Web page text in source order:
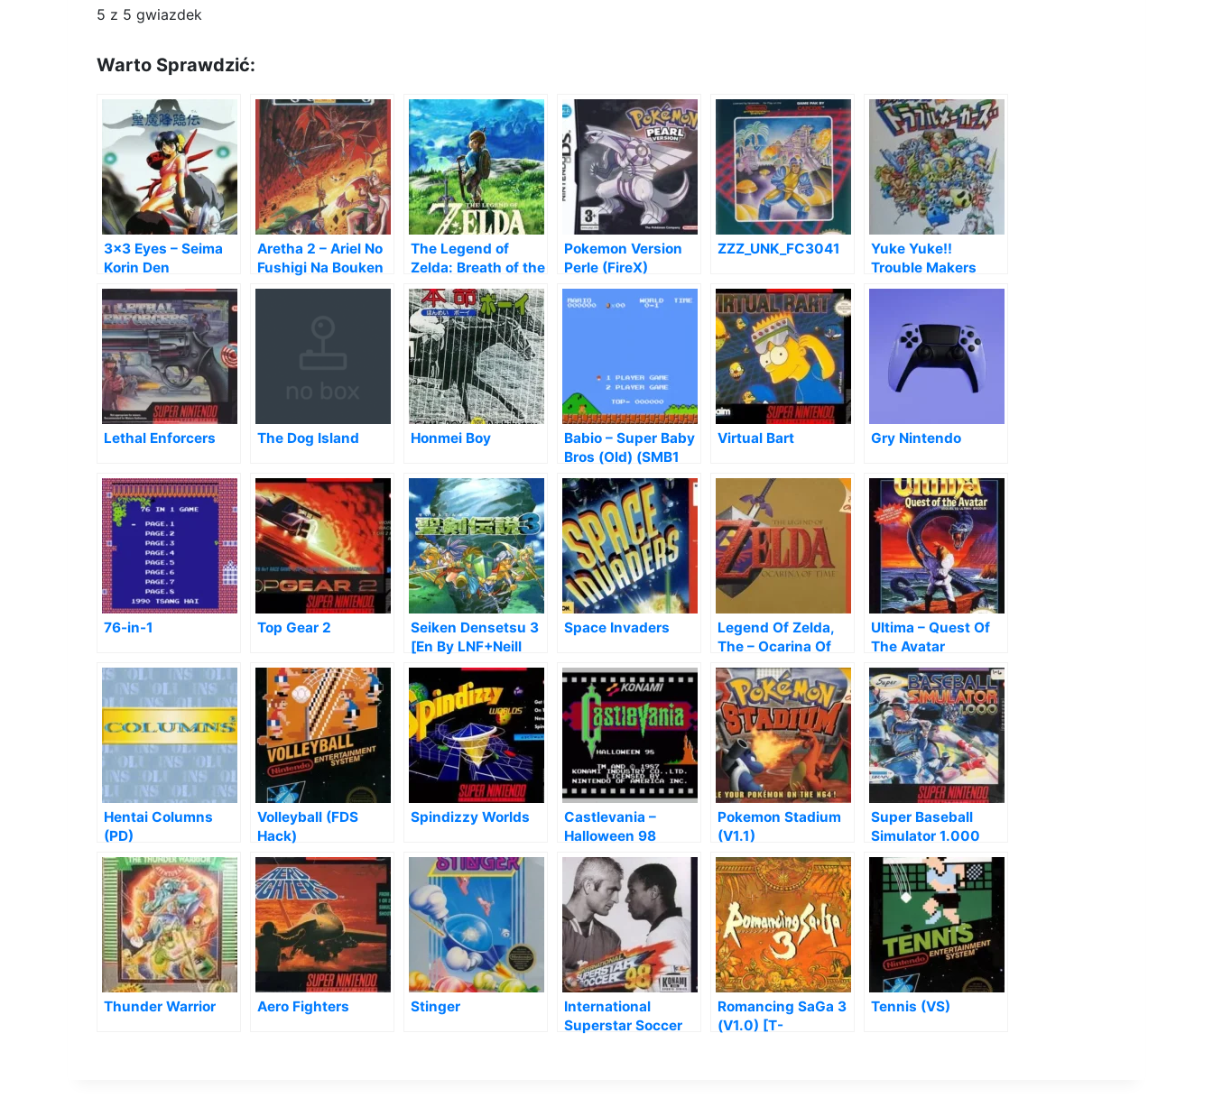
5 z 5 gwiazdek
Warto Sprawdzić:
3×3 Eyes – Seima
Korin Den
Aretha 2 – Ariel No
Fushigi Na Bouken
The Legend of
Zelda: Breath of the
Wild
Pokemon Version
Perle (FireX)
ZZZ_UNK_FC3041
Yuke Yuke!!
Trouble Makers
Lethal Enforcers The Dog Island Honmei Boy
Babio – Super Baby
Bros (Old) (SMB1
Hack)
Virtual Bart Gry Nintendo
76-in-1 Top Gear 2
Seiken Densetsu 3
[En By LNF+Neill
Corlett+SoM2Freak
V1.01]
Space Invaders
Legend Of Zelda,
The – Ocarina Of
Time (V1.2)
Ultima – Quest Of
The Avatar
Hentai Columns
(PD)
Volleyball (FDS
Hack)
Spindizzy Worlds
Castlevania –
Halloween 98
(Hack)
Pokemon Stadium
(V1.1)
Super Baseball
Simulator 1.000
Thunder Warrior Aero Fighters Stinger
International
Superstar Soccer
Romancing SaGa 3
(V1.0) [T-
Tennis (VS)